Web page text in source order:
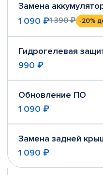
Замена
1 090 ₽1 390 ₽ -20%
Гидрогелевая
990 ₽
Обновление ПО
1 090 ₽
Замена задней
1 090 ₽